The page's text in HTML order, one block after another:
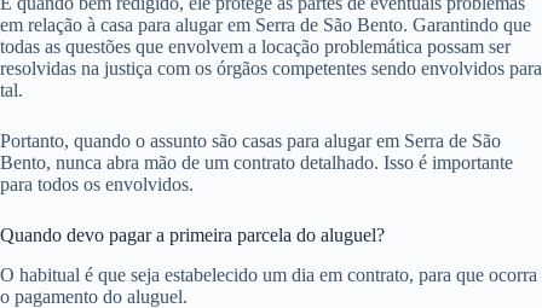
em relação à casa para alugar em Serra de São Bento. Garantindo que
todas as questões que envolvem a locação problemática possam ser
resolvidas na justiça com os órgãos competentes sendo envolvidos para
tal.
Portanto, quando o assunto são casas para alugar em Serra de São
Bento, nunca abra mão de um contrato detalhado. Isso é importante
para todos os envolvidos.
Quando devo pagar a primeira parcela do aluguel?
O habitual é que seja estabelecido um dia em contrato, para que ocorra
o pagamento do aluguel.